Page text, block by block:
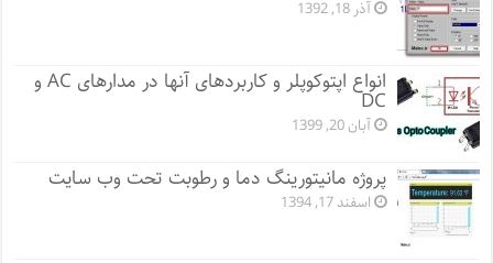
آذر 18, 1392
انواع اپتوکوپلر و کاربردهای آنها در مدارهای AC و
DC
آبان 20, 1399
پروژه مانيتورينگ دما و رطوبت تحت وب سایت
اسفند 17, 1394